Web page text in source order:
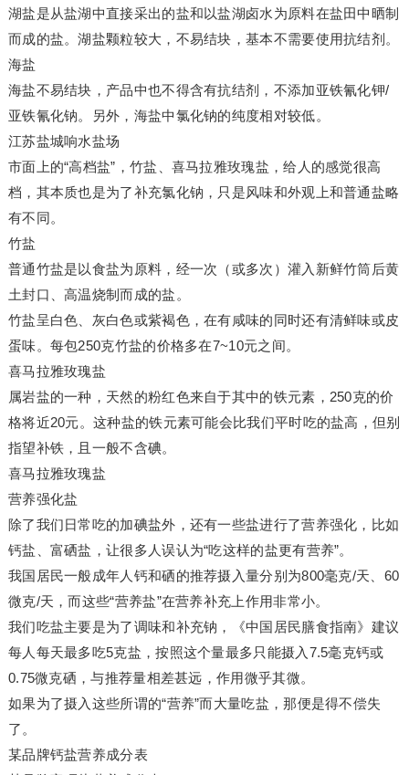
湖盐是从盐湖中直接采出的盐和以盐湖卤水为原料在盐田中晒制
而成的盐。湖盐颗粒较大，不易结块，基本不需要使用抗结剂。
海盐
海盐不易结块，产品中也不得含有抗结剂，不添加亚铁氰化钾/
亚铁氰化钠。另外，海盐中氯化钠的纯度相对较低。
江苏盐城响水盐场
市面上的“高档盐”，竹盐、喜马拉雅玫瑰盐，给人的感觉很高
档，其本质也是为了补充氯化钠，只是风味和外观上和普通盐略
有不同。
竹盐
普通竹盐是以食盐为原料，经一次（或多次）灌入新鲜竹筒后黄
土封口、高温烧制而成的盐。
竹盐呈白色、灰白色或紫褐色，在有咸味的同时还有清鲜味或皮
蛋味。每包250克竹盐的价格多在7~10元之间。
喜马拉雅玫瑰盐
属岩盐的一种，天然的粉红色来自于其中的铁元素，250克的价
格将近20元。这种盐的铁元素可能会比我们平时吃的盐高，但别
指望补铁，且一般不含碘。
喜马拉雅玫瑰盐
营养强化盐
除了我们日常吃的加碘盐外，还有一些盐进行了营养强化，比如
钙盐、富硒盐，让很多人误认为“吃这样的盐更有营养”。
我国居民一般成年人钙和硒的推荐摄入量分别为800毫克/天、60
微克/天，而这些“营养盐”在营养补充上作用非常小。
我们吃盐主要是为了调味和补充钠，《中国居民膳食指南》建议
每人每天最多吃5克盐，按照这个量最多只能摄入7.5毫克钙或
0.75微克硒，与推荐量相差甚远，作用微乎其微。
如果为了摄入这些所谓的“营养”而大量吃盐，那便是得不偿失
了。
某品牌钙盐营养成分表